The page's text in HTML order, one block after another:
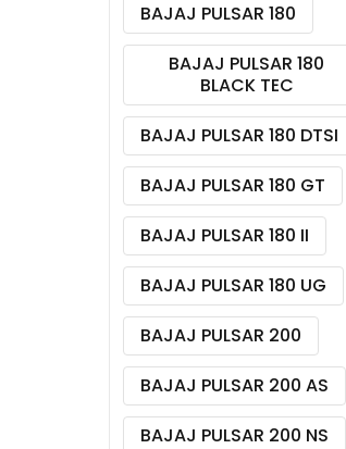
BAJAJ PULSAR 180
BAJAJ PULSAR 180
BLACK TEC
BAJAJ PULSAR 180 DTSI
BAJAJ PULSAR 180 GT
BAJAJ PULSAR 180 II
BAJAJ PULSAR 180 UG
BAJAJ PULSAR 200
BAJAJ PULSAR 200 AS
BAJAJ PULSAR 200 NS